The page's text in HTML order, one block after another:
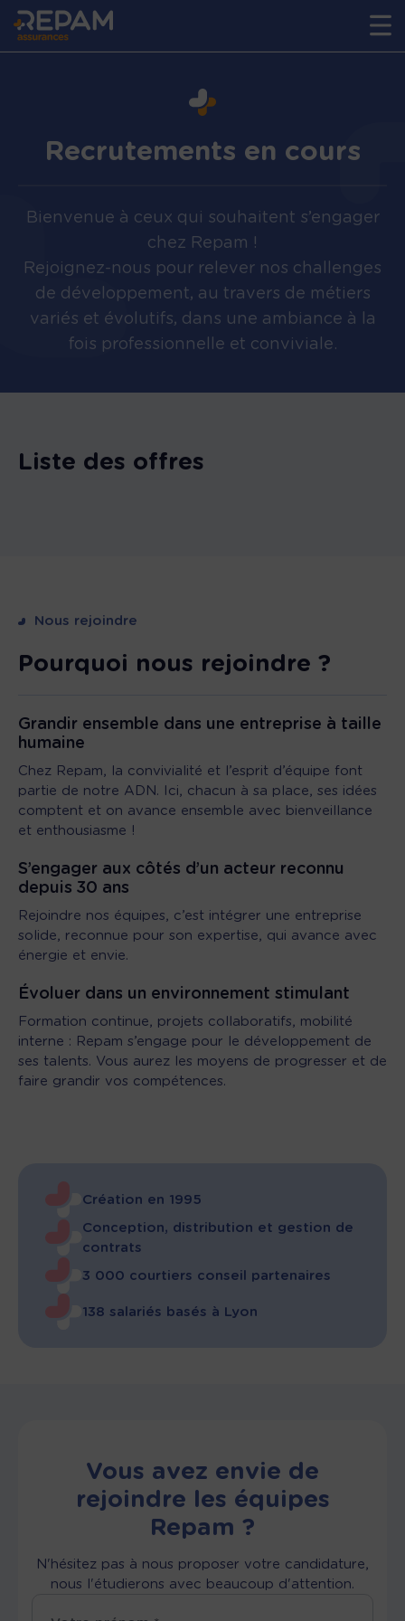
Recrutements en cours
Bienvenue à ceux qui souhaitent s’engager
chez Repam !
Rejoignez-nous pour relever nos challenges
de développement, au travers de métiers
variés et évolutifs, dans une ambiance à la
fois professionnelle et conviviale.
Liste des offres
Nous rejoindre
Pourquoi nous rejoindre ?
Grandir ensemble dans une entreprise à taille
humaine
Chez Repam, la convivialité et l’esprit d’équipe font
partie de notre ADN. Ici, chacun à sa place, ses idées
comptent et on avance ensemble avec bienveillance
et enthousiasme !
S’engager aux côtés d’un acteur reconnu
depuis 30 ans
Rejoindre nos équipes, c’est intégrer une entreprise
solide, reconnue pour son expertise, qui avance avec
énergie et envie.
Évoluer dans un environnement stimulant
Formation continue, projets collaboratifs, mobilité
interne : Repam s’engage pour le développement de
ses talents. Vous aurez les moyens de progresser et de
faire grandir vos compétences.
Création en 1995
Conception, distribution et gestion de
contrats
3 000 courtiers conseil partenaires
138 salariés basés à Lyon
Vous avez envie de
rejoindre les équipes
Repam ?
N'hésitez pas à nous proposer votre candidature,
nous l'étudierons avec beaucoup d'attention.